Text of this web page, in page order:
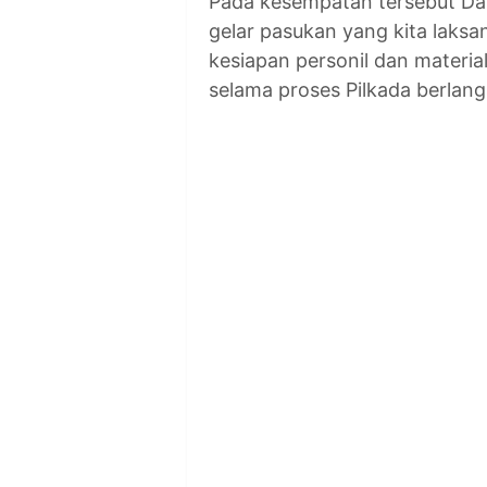
gelar pasukan yang kita
kesiapan personil dan
selama proses Pilkada